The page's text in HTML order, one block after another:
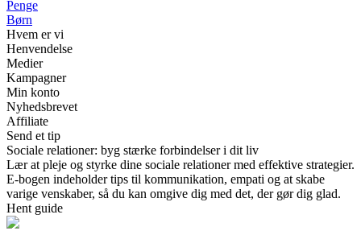
Penge
Børn
Hvem er vi
Henvendelse
Medier
Kampagner
Min konto
Nyhedsbrevet
Affiliate
Send et tip
Sociale relationer: byg stærke forbindelser i dit liv
Lær at pleje og styrke dine sociale relationer med effektive strategier.
E-bogen indeholder tips til kommunikation, empati og at skabe
varige venskaber, så du kan omgive dig med det, der gør dig glad.
Hent guide